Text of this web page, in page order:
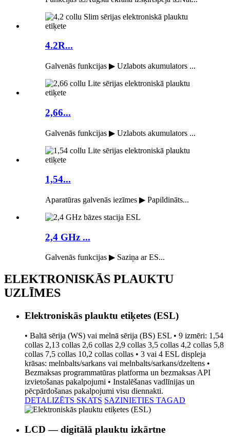
4.2R...
Galvenās funkcijas ▶ Uzlabots akumulators ...
2,66...
Galvenās funkcijas ▶ Uzlabots akumulators ...
1,54...
Aparatūras galvenās iezīmes ▶ Papildināts...
2,4 GHz ...
Galvenās funkcijas ▶ Saziņa ar ES...
ELEKTRONISKĀS PLAUKTU
UZLĪMES
Elektroniskās plauktu etiķetes (ESL)
• Baltā sērija (WS) vai melnā sērija (BS) ESL • 9 izmēri: 1,54
collas 2,13 collas 2,6 collas 2,9 collas 3,5 collas 4,2 collas 5,8
collas 7,5 collas 10,2 collas collas • 3 vai 4 ESL displeja
krāsas: melnbalts/sarkans vai melnbalts/sarkans/dzeltens •
Bezmaksas programmatūras platforma un bezmaksas API
izvietošanas pakalpojumi • Instalēšanas vadlīnijas un
pēcpārdošanas pakalpojumi visu diennakti.
DETALIZĒTS SKATS SAZINIETIES TAGAD
LCD — digitālā plauktu izkārtne